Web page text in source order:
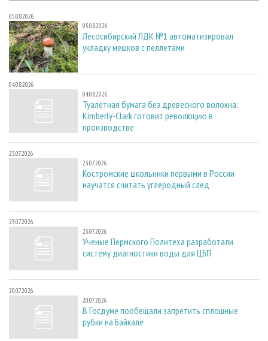
05.08.2026
05.08.2026
Лесосибирский ЛДК №1 автоматизировал
укладку мешков с пеллетами
04.08.2026
04.08.2026
Туалетная бумага без древесного волокна:
Kimberly-Clark готовит революцию в
производстве
23.07.2026
23.07.2026
Костромские школьники первыми в России
научатся считать углеродный след
23.07.2026
23.07.2026
Ученые Пермского Политеха разработали
систему диагностики воды для ЦБП
20.07.2026
20.07.2026
В Госдуме пообещали запретить сплошные
рубки на Байкале